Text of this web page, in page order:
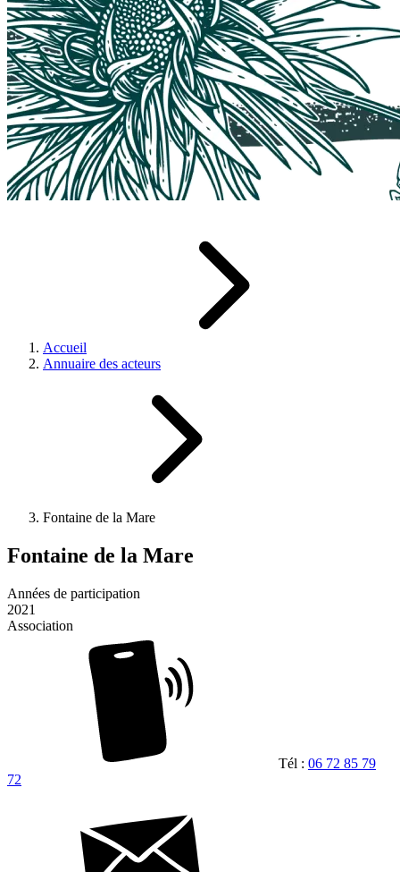
Accueil
Annuaire des acteurs
Fontaine de la Mare
Fontaine de la Mare
Années de participation
2021
Association
Tél : 06 72 85 79
72